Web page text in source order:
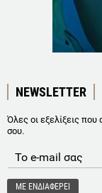
NEWSLETTER
Όλες οι εξελίξεις
σου.